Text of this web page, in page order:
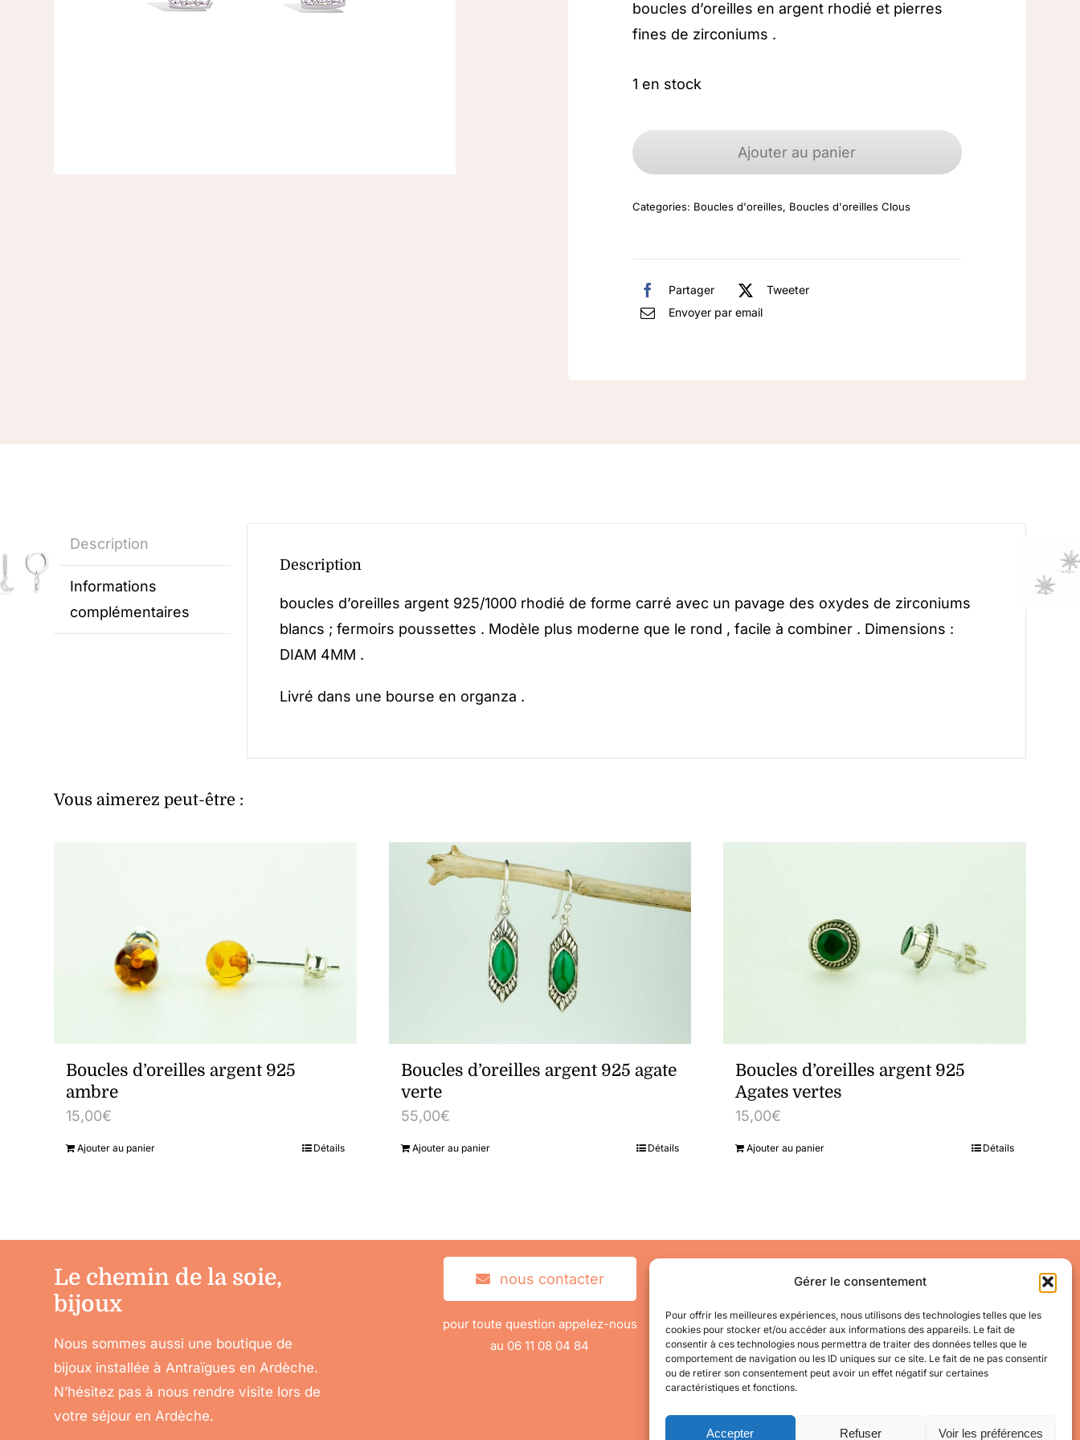
Gérer le consentement
Pour offrir les meilleures expériences, nous utilisons des technologies telles que les
cookies pour stocker et/ou accéder aux informations des appareils. Le fait de
consentir à ces technologies nous permettra de traiter des données telles que le
comportement de navigation ou les ID uniques sur ce site. Le fait de ne pas consentir
ou de retirer son consentement peut avoir un effet négatif sur certaines
caractéristiques et fonctions.
Accepter Refuser Voir les préférences
boucles d’oreilles en argent rhodié et pierres
fines de zirconiums .
1 en stock
de
argent
Zirconium
Ajouter au panier
Categories: Boucles d'oreilles, Boucles d'oreilles Clous
Partager
Tweeter
Envoyer par email
Description
Informations
complémentaires
Description
boucles d’oreilles argent 925/1000 rhodié de forme carré avec un pavage des oxydes de zirconiums
blancs ; fermoirs poussettes . Modèle plus moderne que le rond , facile à combiner . Dimensions :
DIAM 4MM .
Livré dans une bourse en organza .
Vous aimerez peut-être :
Boucles d’oreilles argent 925
ambre
15,00€
Ajouter au panier Détails
Boucles d’oreilles argent 925 agate
verte
55,00€
Ajouter au panier Détails
Boucles d’oreilles argent 925
Agates vertes
15,00€
Ajouter au panier Détails
Le chemin de la soie,
bijoux
Nous sommes aussi une boutique de
bijoux installée à Antraïgues en Ardèche.
N’hésitez pas à nous rendre visite lors de
votre séjour en Ardèche.
nous contacter
pour toute question appelez-nous
au 06 11 08 04 84
Mes informations
Mes commandes
Conditions Générales de Vente